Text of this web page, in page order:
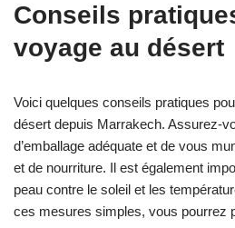
Conseils
voyage au désert
Voici quelques conseils pratiques
désert depuis Marrakech. Assurez-
d’emballage adéquate et de vous
et de nourriture. Il est également
peau contre le soleil et les
ces mesures simples, vous pourrez